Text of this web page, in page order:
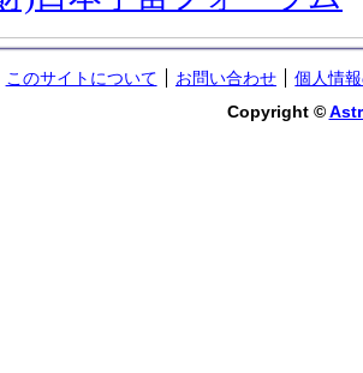
このサイトについて お問い合わせ
個人情
Copyright ©